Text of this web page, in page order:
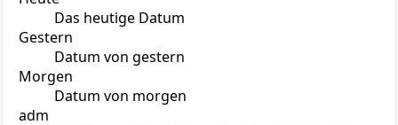
Das heutige Datum
Gestern
Datum von gestern
Morgen
Datum von morgen
adm